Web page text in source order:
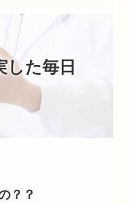
した毎日
？？